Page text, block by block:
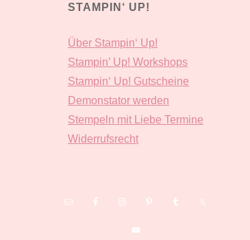
STAMPIN‘ UP!
Über Stampin‘ Up!
Stampin’ Up! Workshops
Stampin‘ Up! Gutscheine
Demonstator werden
Stempeln mit Liebe Termine
Widerrufsrecht